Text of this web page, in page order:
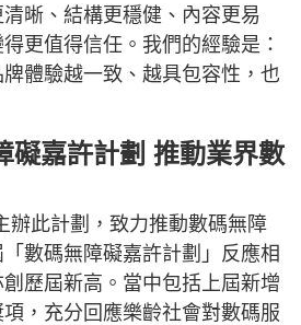
晰、結構更穩健、內容更易
更值得信任。我們的經驗是：
體驗越一致、越具包容性，也
礙嘉許計劃 推動業界數
辦此計劃，致力推動數碼無障
數碼無障礙嘉許計劃」反應相
歷屆新高。當中包括上屆新增
項，充分回應樂齡社會對數碼服